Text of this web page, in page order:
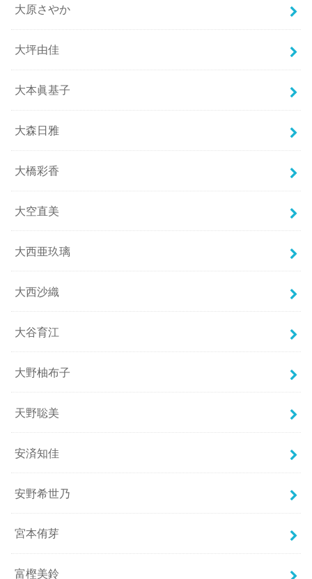
大原さやか
大坪由佳
大本眞基子
大森日雅
大橋彩香
大空直美
大西亜玖璃
大西沙織
大谷育江
大野柚布子
天野聡美
安済知佳
安野希世乃
宮本侑芽
富樫美鈴